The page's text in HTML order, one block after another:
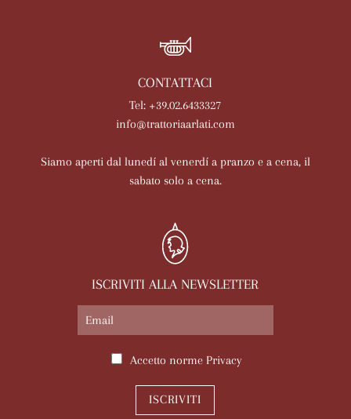
CONTATTACI
Tel: +39.02.6433327
info@trattoriaarlati.com
Siamo aperti dal lunedí al venerdí a pranzo e a cena, il
sabato solo a cena.
ISCRIVITI ALLA NEWSLETTER
Accetto norme Privacy
ISCRIVITI